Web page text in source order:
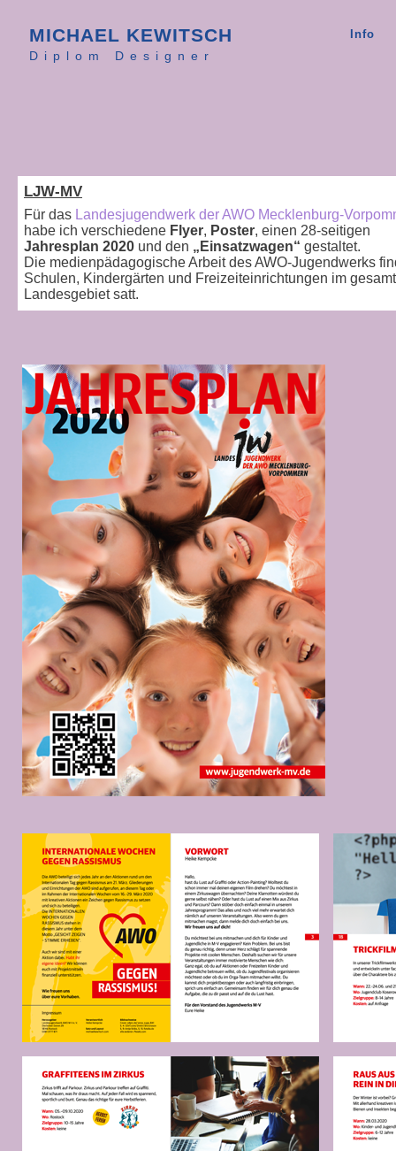
MICHAEL KEWITSCH
Diplom Designer
Info
LJW-MV
Für das Landesjugendwerk der AWO Mecklenburg-
habe ich verschiedene Flyer, Poster, einen 28-seitigen
Jahresplan 2020 und den „Einsatzwagen“ gestaltet.
Die medienpädagogische Arbeit des AWO-Jugendwerks
Schulen, Kindergärten und Freizeiteinrichtungen im
Landesgebiet satt.